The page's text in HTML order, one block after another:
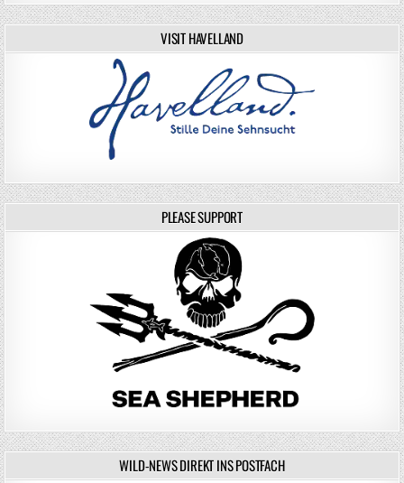
VISIT HAVELLAND
PLEASE SUPPORT
WILD-NEWS DIREKT INS POSTFACH